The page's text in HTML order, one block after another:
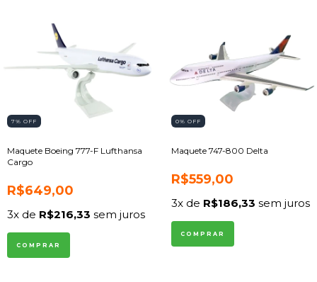
7% OFF
Maquete Boeing 777-F Lufthansa
Cargo
R$649,00
3x de R$216,33 sem juros
0% OFF
Maquete 747-800 Delta
R$559,00
3x de R$186,33 sem juros